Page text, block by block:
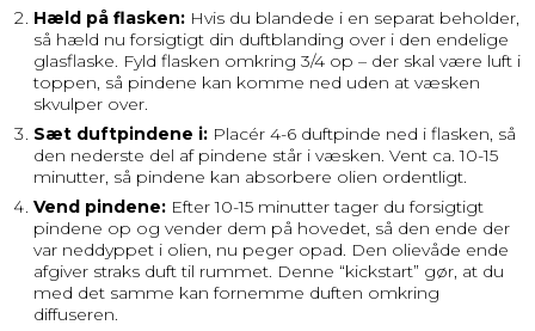
Hæld på flasken:Hvis du blandede i en separat beholder,
så hæld nu forsigtigt din duftblanding over i den endelige
glasflaske. Fyld flasken omkring 3/4 op – der skal være luft i
toppen, så pindene kan komme ned uden at væsken
skvulper over.
Sæt duftpindene i:Placér 4-6 duftpinde ned i flasken, så
den nederste del af pindene står i væsken. Vent ca. 10-15
minutter, så pindene kan absorbere olien ordentligt.
Vend pindene:Efter 10-15 minutter tager du forsigtigt
pindene op og vender dem på hovedet, så den ende der
var neddyppet i olien, nu peger opad. Den olievåde ende
afgiver straks duft til rummet. Denne “kickstart” gør, at du
med det samme kan fornemme duften omkring
diffuseren.